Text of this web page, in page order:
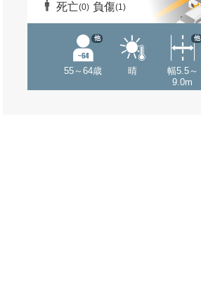
死亡(0) 負傷(1)
55～64歳
他
晴
幅5.5～
9.0m
他